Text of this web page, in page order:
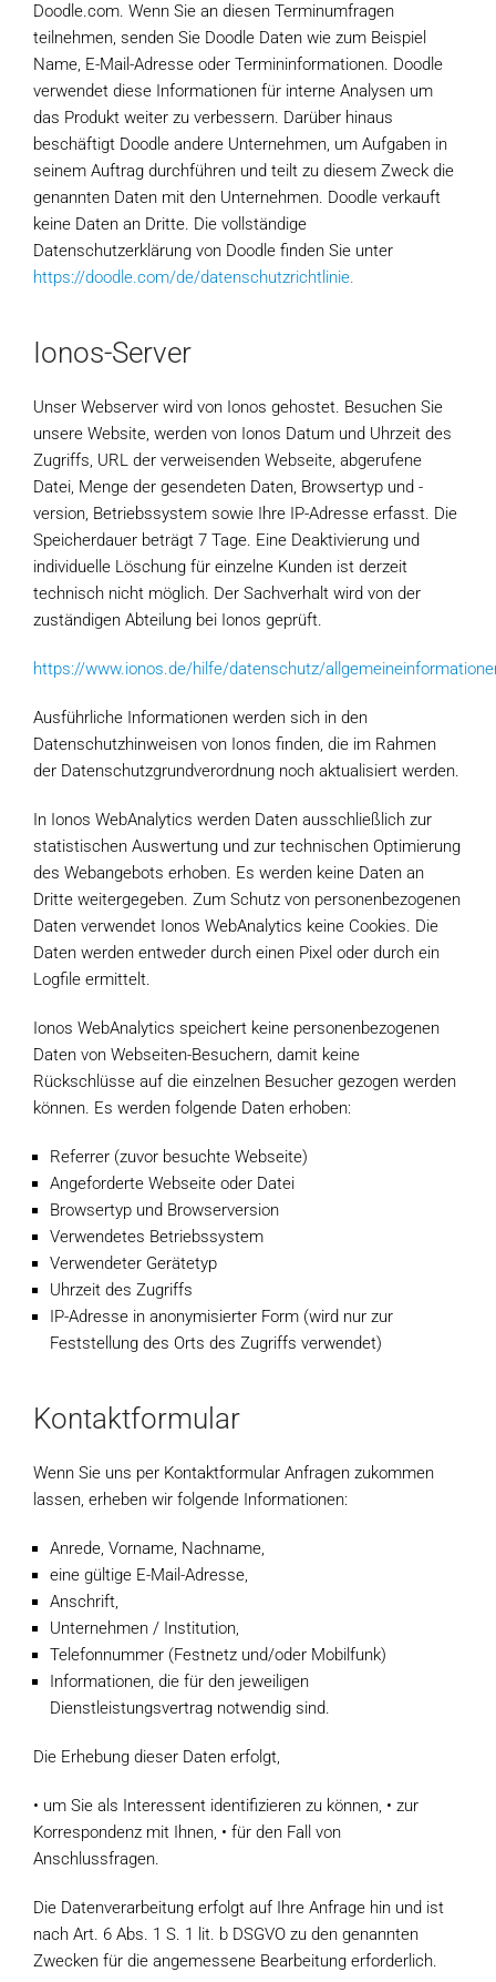
Doodle.com. Wenn Sie an diesen Terminumfragen
teilnehmen, senden Sie Doodle Daten wie zum Beispiel
Name, E-Mail-Adresse oder Termininformationen. Doodle
verwendet diese Informationen für interne Analysen um
das Produkt weiter zu verbessern. Darüber hinaus
beschäftigt Doodle andere Unternehmen, um Aufgaben in
seinem Auftrag durchführen und teilt zu diesem Zweck die
genannten Daten mit den Unternehmen. Doodle verkauft
keine Daten an Dritte. Die vollständige
Datenschutzerklärung von Doodle finden Sie unter
https://doodle.com/de/datenschutzrichtlinie.
Ionos-Server
Unser Webserver wird von Ionos gehostet. Besuchen Sie
unsere Website, werden von Ionos Datum und Uhrzeit des
Zugriffs, URL der verweisenden Webseite, abgerufene
Datei, Menge der gesendeten Daten, Browsertyp und -
version, Betriebssystem sowie Ihre IP-Adresse erfasst. Die
Speicherdauer beträgt 7 Tage. Eine Deaktivierung und
individuelle Löschung für einzelne Kunden ist derzeit
technisch nicht möglich. Der Sachverhalt wird von der
zuständigen Abteilung bei Ionos geprüft.
https://www.ionos.de/hilfe/datenschutz/
Ausführliche Informationen werden sich in den
Datenschutzhinweisen von Ionos finden, die im Rahmen
der Datenschutzgrundverordnung noch aktualisiert werden.
In Ionos WebAnalytics werden Daten ausschließlich zur
statistischen Auswertung und zur technischen Optimierung
des Webangebots erhoben. Es werden keine Daten an
Dritte weitergegeben. Zum Schutz von personenbezogenen
Daten verwendet Ionos WebAnalytics keine Cookies. Die
Daten werden entweder durch einen Pixel oder durch ein
Logfile ermittelt.
Ionos WebAnalytics speichert keine personenbezogenen
Daten von Webseiten-Besuchern, damit keine
Rückschlüsse auf die einzelnen Besucher gezogen werden
können. Es werden folgende Daten erhoben:
Referrer (zuvor besuchte Webseite)
Angeforderte Webseite oder Datei
Browsertyp und Browserversion
Verwendetes Betriebssystem
Verwendeter Gerätetyp
Uhrzeit des Zugriffs
IP-Adresse in anonymisierter Form (wird nur zur
Feststellung des Orts des Zugriffs verwendet)
Kontaktformular
Wenn Sie uns per Kontaktformular Anfragen zukommen
lassen, erheben wir folgende Informationen:
Anrede, Vorname, Nachname,
eine gültige E-Mail-Adresse,
Anschrift,
Unternehmen / Institution,
Telefonnummer (Festnetz und/oder Mobilfunk)
Informationen, die für den jeweiligen
Dienstleistungsvertrag notwendig sind.
Die Erhebung dieser Daten erfolgt,
• um Sie als Interessent identifizieren zu können, • zur
Korrespondenz mit Ihnen, • für den Fall von
Anschlussfragen.
Die Datenverarbeitung erfolgt auf Ihre Anfrage hin und ist
nach Art. 6 Abs. 1 S. 1 lit. b DSGVO zu den genannten
Zwecken für die angemessene Bearbeitung erforderlich.